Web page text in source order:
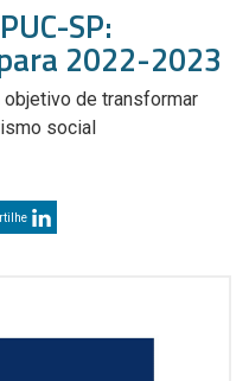
SP:
2022-2023
de transformar
social